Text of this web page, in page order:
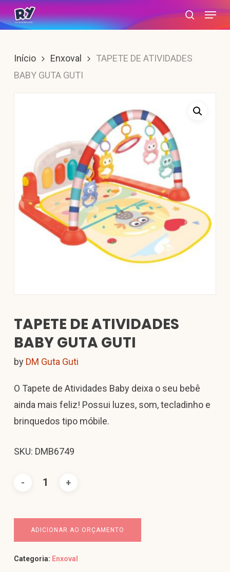
Skip
to
content
search
Menu
Início Enxoval
TAPETE DE ATIVIDADES
BABY GUTA GUTI
TAPETE DE ATIVIDADES
BABY GUTA GUTI
by DM Guta Guti
O Tapete de Atividades Baby deixa o seu bebê
ainda mais feliz! Possui luzes, som, tecladinho e
brinquedos tipo móbile.
SKU: DMB6749
ADICIONAR AO ORÇAMENTO
Categoria: Enxoval